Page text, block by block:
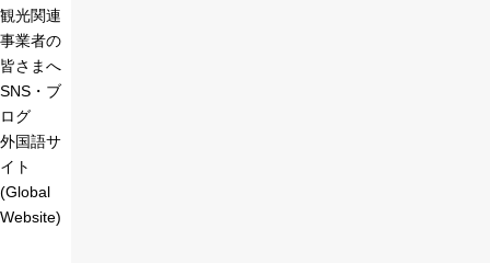
観光関連
事業者の
皆さまへ
SNS・ブ
ログ
外国語サ
イト
(Global
Website)